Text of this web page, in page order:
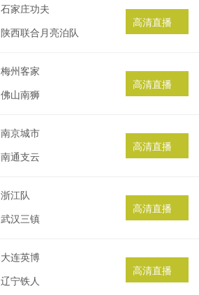
石家庄功夫
陕西联合月亮泊队
高清直播
梅州客家
佛山南狮
高清直播
南京城市
南通支云
高清直播
浙江队
武汉三镇
高清直播
大连英博
辽宁铁人
高清直播